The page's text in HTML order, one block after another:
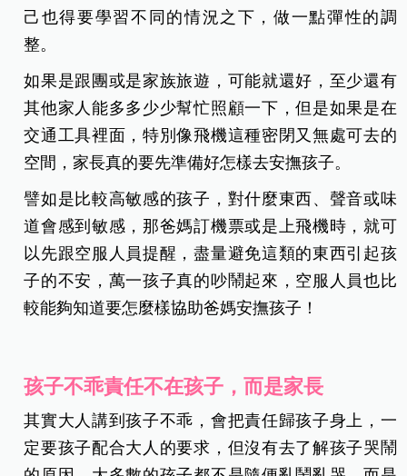
己也得要學習不同的情況之下，做一點彈性的調
整。
如果是跟團或是家族旅遊，可能就還好，至少還有
其他家人能多多少少幫忙照顧一下，但是如果是在
交通工具裡面，特別像飛機這種密閉又無處可去的
空間，家長真的要先準備好怎樣去安撫孩子。
譬如是比較高敏感的孩子，對什麼東西、聲音或味
道會感到敏感，那爸媽訂機票或是上飛機時，就可
以先跟空服人員提醒，盡量避免這類的東西引起孩
子的不安，萬一孩子真的吵鬧起來，空服人員也比
較能夠知道要怎麼樣協助爸媽安撫孩子！
孩子不乖責任不在孩子，而是家長
其實大人講到孩子不乖，會把責任歸孩子身上，一
定要孩子配合大人的要求，但沒有去了解孩子哭鬧